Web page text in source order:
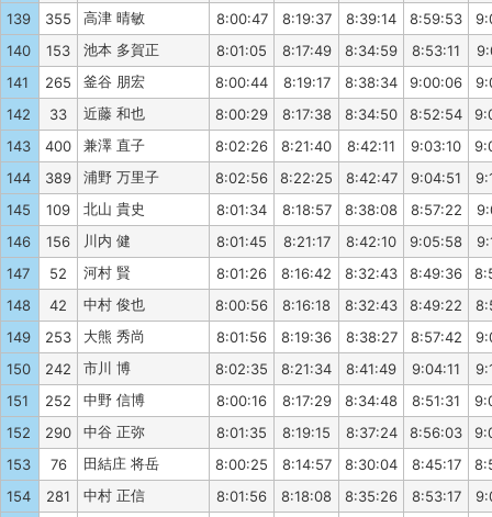
139
355 高津 晴敏 8:00:47 8:19:37 8:39:14 8:59:53
140
153 池本 多賀正 8:01:05 8:17:49 8:34:59 8:53:11
141
265 釜谷 朋宏 8:00:44 8:19:17 8:38:34 9:00:06
142
33 近藤 和也 8:00:29 8:17:38 8:34:50 8:52:54
143
400 兼澤 直子 8:02:26 8:21:40 8:42:11 9:03:10
144
389 浦野 万里子 8:02:56 8:22:25 8:42:47 9:04:51
145
109 北山 貴史 8:01:34 8:18:57 8:38:08 8:57:22
146
156 川内 健 8:01:45 8:21:17 8:42:10 9:05:58
147
52 河村 賢 8:01:26 8:16:42 8:32:43 8:49:36
148
42 中村 俊也 8:00:56 8:16:18 8:32:43 8:49:22
149
253 大熊 秀尚 8:01:56 8:19:36 8:38:27 8:57:42
150
242 市川 博 8:02:35 8:21:34 8:41:49 9:04:11
151
252 中野 信博 8:00:16 8:17:29 8:34:48 8:51:31
152
290 中谷 正弥 8:01:35 8:19:15 8:37:24 8:56:03
153
76 田結庄 将岳 8:00:25 8:14:57 8:30:04 8:45:17
154
281 中村 正信 8:01:56 8:18:08 8:35:26 8:53:17